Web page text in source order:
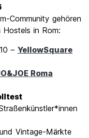
Community gehören
in Rom:
– YellowSquare
Roma
Vintage-Märkte